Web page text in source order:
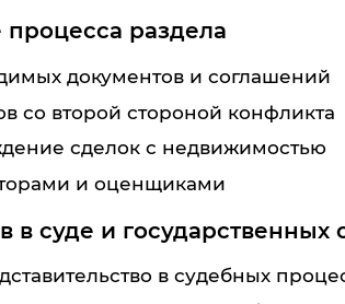
раздела
документов и соглашений
со второй стороной конфликта
сделок с недвижимостью
и оценщиками
в суде и государственных
в судебных